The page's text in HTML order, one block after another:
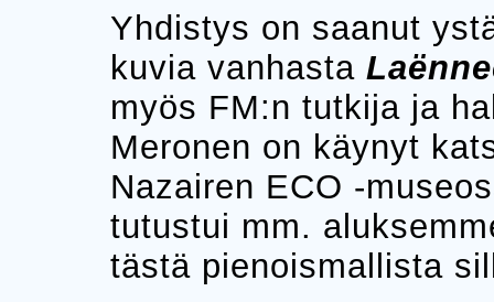
Yhdistys on saanut
kuvia vanhasta
myös FM:n tutkija ja
Meronen on käynyt
Nazairen ECO -
tutustui mm.
tästä pienoismallista